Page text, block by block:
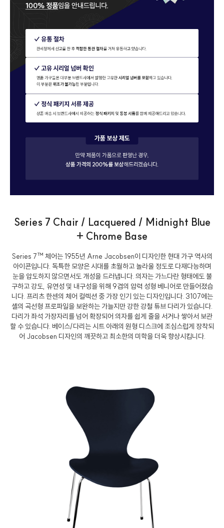
Series 7 Chair / Lacquered / Midnight Blue
+ Chrome Base
Series 7™ 체어는 1955년 Arne Jacobsen이 디자인한 현대 가구 역사의
아이콘입니다. 독특한 모양은 시대를 초월하고 놀라울 정도로 다재다능하며
눈을 압도하지 않으면서도 개성을 드러냅니다. 의자는 가느다란 형태에도 불
구하고 강도, 유연성 및 내구성을 위해 9겹의 압력 성형 베니어로 만들어졌습
니다. 프리츠 한센의 체어 컬렉션 중 가장 인기 있는 디자인입니다. 3107에는
셸의 곡선형 프로파일을 보완하는 가늘지만 강한 강철 튜브 다리가 있습니다.
다리가 좌석 가장자리를 넘어 확장되어 의자를 쉽게 줄을 서거나 쌓아서 보관
할 수 있습니다. 베이스/다리는 시트 아래의 원형 디스크에 조심스럽게 장착되
어 Jacobsen 디자인의 깨끗하고 최소한의 미학을 더욱 향상시킵니다.